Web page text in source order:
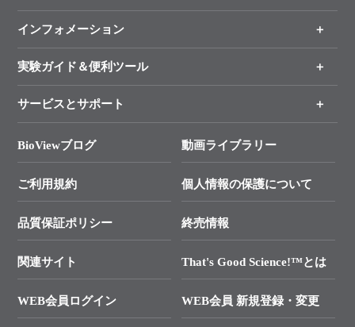
手法から製品を探す
新製品情報
オンライン注文
インフォメーション
キャンペーン
タカラバイオ各種会員募集のお知らせ
終売製品のお知らせ
価格改定のご案内
技術セミナーのご案内
タカラバイオ発表文献
実験ガイド＆便利ツール
リアルタイムPCR実験のススメ
幹細胞・再生医療研究ガイド
クローニング実験ガイド
SMARTer NGSポータルサイト
プライマー設計
制限酵素切断サイトの検索
サービスとサポート
総合お問い合わせ
├ 実験コンシェルジュ
├ 受託サービスお問い合わせ
BioViewブログ 動画ライブラリー
ご利用規約 個人情報の保護について
品質保証ポリシー 終売情報
関連サイト That's Good Science!™とは
WEB会員ログイン WEB会員 新規登録・変更